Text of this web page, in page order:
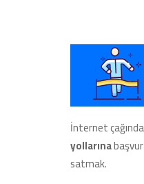
İnternet
yollarına
satmak.